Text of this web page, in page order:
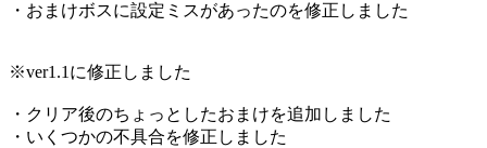
・おまけボスに設定ミスがあったのを修正しました
※ver1.1に修正しました
・クリア後のちょっとしたおまけを追加しました
・いくつかの不具合を修正しました